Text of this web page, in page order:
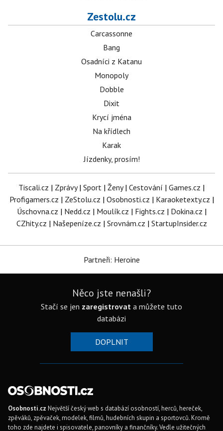
Zestolu.cz
Carcassonne
Bang
Osadníci z Katanu
Monopoly
Dobble
Dixit
Krycí jména
Na křídlech
Karak
Jízdenky, prosím!
Tiscali.cz | Zprávy| Sport | Ženy| Cestování | Games.cz |
Profigamers.cz | ZeStolu.cz | Osobnosti.cz | Karaoketexty.cz |
Úschovna.cz | Nedd.cz | Moulík.cz | Fights.cz | Dokina.cz |
CZhity.cz | Našepeníze.cz | Srovnám.cz | StartupInsider.cz
Partneři: Heroine
Něco jste nenašli?
Stačí se jen zaregistrovat a můžete tuto
databázi
DOPLNIT
Osobnosti.cz Největší český web s databází osobností, herců, hereček,
zpěváků, zpěvaček, modelek, filmů, hudebních skupin a sportovců. Kromě
toho zde najdete i spisovatele, panovníky a finančníky. Vedle užitečných